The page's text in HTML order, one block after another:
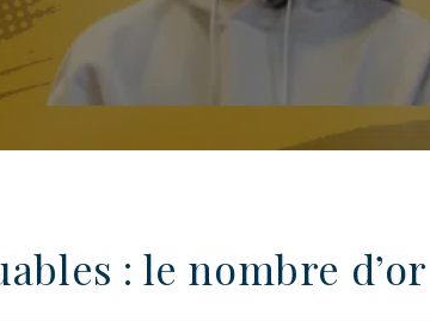
: le nombre d’or